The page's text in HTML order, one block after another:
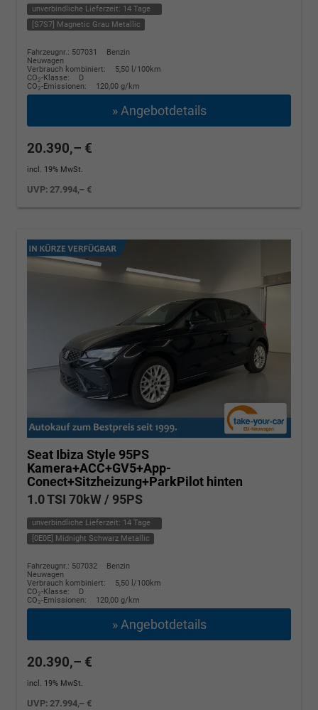
unverbindliche Lieferzeit: 14 Tage
[S7S7] Magnetic Grau Metallic
Fahrzeugnr.: 507031
Benzin
Neuwagen
Verbrauch kombiniert:
5,50 l/100km
CO2-Klasse:
D
CO2-Emissionen: 120,00 g/km
» Angebotdetails
20.390,– €
incl. 19% MwSt.
UVP:27.994,– €
Seat Ibiza Style 95PS
Kamera+ACC+GV5+App-
Conect+Sitzheizung+ParkPilot hinten
1.0 TSI 70kW / 95PS
unverbindliche Lieferzeit: 14 Tage
[0E0E] Midnight Schwarz Metallic
Fahrzeugnr.: 507032
Benzin
Neuwagen
Verbrauch kombiniert:
5,50 l/100km
CO2-Klasse:
D
CO2-Emissionen: 120,00 g/km
» Angebotdetails
20.390,– €
incl. 19% MwSt.
UVP:27.994,– €